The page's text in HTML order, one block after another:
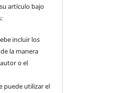
artículo bajo
incluir los
la manera
o el
puede utilizar el